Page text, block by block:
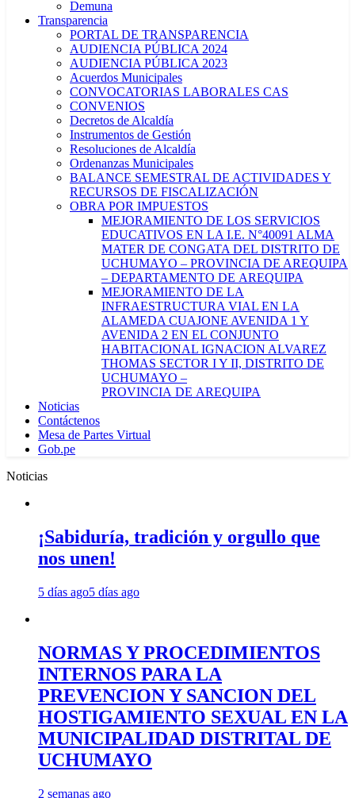
Demuna
Transparencia
PORTAL DE TRANSPARENCIA
AUDIENCIA PÚBLICA 2024
AUDIENCIA PÚBLICA 2023
Acuerdos Municipales
CONVOCATORIAS LABORALES CAS
CONVENIOS
Decretos de Alcaldía
Instrumentos de Gestión
Resoluciones de Alcaldía
Ordenanzas Municipales
BALANCE SEMESTRAL DE ACTIVIDADES Y
RECURSOS DE FISCALIZACIÓN
OBRA POR IMPUESTOS
MEJORAMIENTO DE LOS SERVICIOS
EDUCATIVOS EN LA I.E. N°40091 ALMA
MATER DE CONGATA DEL DISTRITO DE
UCHUMAYO – PROVINCIA DE AREQUIPA
– DEPARTAMENTO DE AREQUIPA
MEJORAMIENTO DE LA
INFRAESTRUCTURA VIAL EN LA
ALAMEDA CUAJONE AVENIDA 1 Y
AVENIDA 2 EN EL CONJUNTO
HABITACIONAL IGNACION ALVAREZ
THOMAS SECTOR I Y II, DISTRITO DE
UCHUMAYO –
PROVINCIA DE AREQUIPA
Noticias
Contáctenos
Mesa de Partes Virtual
Gob.pe
Noticias
¡Sabiduría, tradición y orgullo que
nos unen!
5 días ago5 días ago
NORMAS Y PROCEDIMIENTOS
INTERNOS PARA LA
PREVENCION Y SANCION DEL
HOSTIGAMIENTO SEXUAL EN LA
MUNICIPALIDAD DISTRITAL DE
UCHUMAYO
2 semanas ago